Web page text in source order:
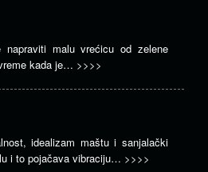
malu vrećicu od zelene
kada je… >>>>
idealizam maštu i sanjalački
i to pojačava vibraciju… >>>>